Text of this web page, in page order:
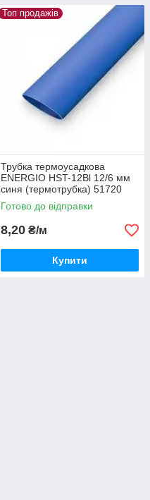
Топ продажів
Трубка термоусадкова
ENERGIO HST-12Вl 12/6 мм
синя (термотрубка) 51720
Готово до відправки
8,20 ₴/м
Купити